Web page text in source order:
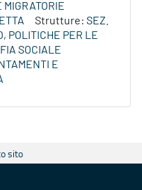
MIGRATORIE
Strutture: SEZ.
POLITICHE PER LE
SOCIALE
E
sito